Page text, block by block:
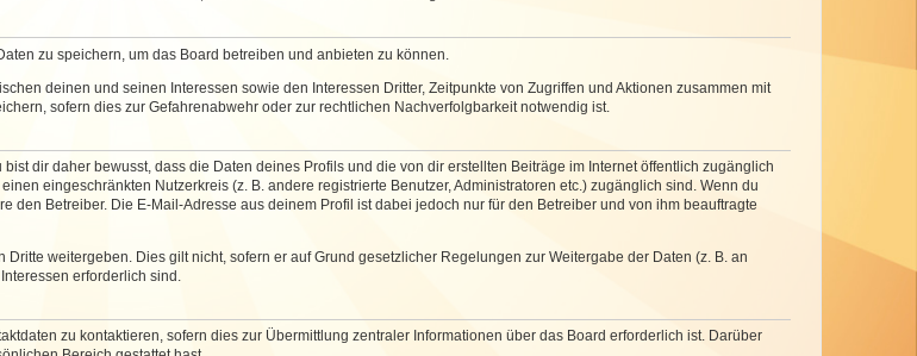
zu speichern, um das Board betreiben und anbieten zu können.
deinen und seinen Interessen sowie den Interessen Dritter, Zeitpunkte von Zugriffen und Aktionen zusammen mit
sofern dies zur Gefahrenabwehr oder zur rechtlichen Nachverfolgbarkeit notwendig ist.
dir daher bewusst, dass die Daten deines Profils und die von dir erstellten Beiträge im Internet öffentlich zugänglich
eingeschränkten Nutzerkreis (z. B. andere registrierte Benutzer, Administratoren etc.) zugänglich sind. Wenn du
den Betreiber. Die E-Mail-Adresse aus deinem Profil ist dabei jedoch nur für den Betreiber und von ihm beauftragte
weitergeben. Dies gilt nicht, sofern er auf Grund gesetzlicher Regelungen zur Weitergabe der Daten (z. B. an
erforderlich sind.
zu kontaktieren, sofern dies zur Übermittlung zentraler Informationen über das Board erforderlich ist. Darüber